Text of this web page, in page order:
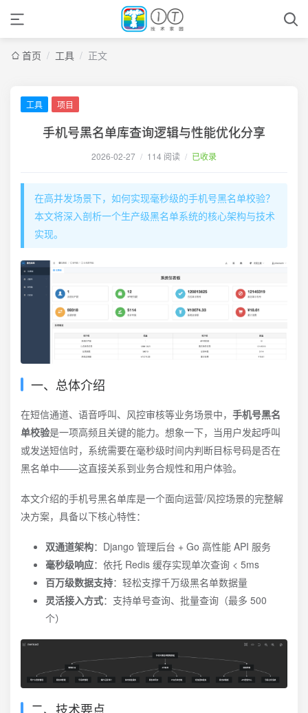
首页 / 工具 / 正文
工具 项目
手机号黑名单库查询逻辑与性能优化分享
2026-02-27 / 114 阅读 / 已收录
在高并发场景下，如何实现毫秒级的手机号黑名单校验？
本文将深入剖析一个生产级黑名单系统的核心架构与技术
实现。
一、总体介绍
在短信通道、语音呼叫、风控审核等业务场景中， 手机号黑名
单校验是一项高频且关键的能力。想象一下，当用户发起呼叫
或发送短信时，系统需要在毫秒级时间内判断目标号码是否在
黑名单中——这直接关系到业务合规性和用户体验。
本文介绍的手机号黑名单库是一个面向运营/风控场景的完整解
决方案，具备以下核心特性：
双通道架构：Django 管理后台 + Go 高性能 API 服务
毫秒级响应：依托 Redis 缓存实现单次查询 < 5ms
百万级数据支持：轻松支撑千万级黑名单数据量
灵活接入方式：支持单号查询、批量查询（最多 500
个）
二、技术要点